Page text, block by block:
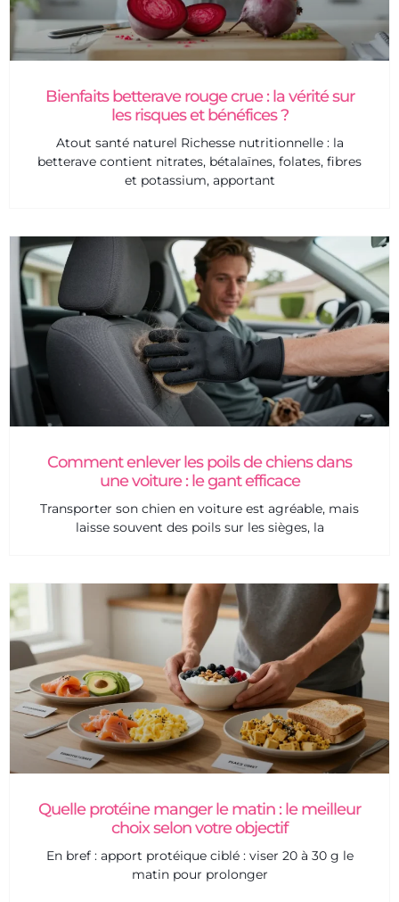
Bienfaits betterave rouge crue : la vérité sur
les risques et bénéfices ?
Atout santé naturel Richesse nutritionnelle : la
betterave contient nitrates, bétalaïnes, folates, fibres
et potassium, apportant
Comment enlever les poils de chiens dans
une voiture : le gant efficace
Transporter son chien en voiture est agréable, mais
laisse souvent des poils sur les sièges, la
Quelle protéine manger le matin : le meilleur
choix selon votre objectif
En bref : apport protéique ciblé : viser 20 à 30 g le
matin pour prolonger